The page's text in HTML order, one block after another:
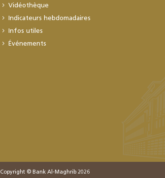
Vidéothèque
Indicateurs hebdomadaires
Infos utiles
Événements
Copyright © Bank Al-Maghrib 2026